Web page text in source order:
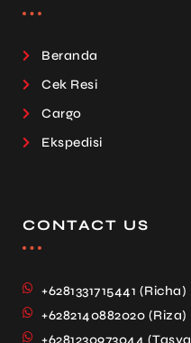
Beranda
Cek Resi
Cargo
Ekspedisi
CONTACT US
+6281331715441 (Richa)
+6282140882020 (Riza)
+6281230973044